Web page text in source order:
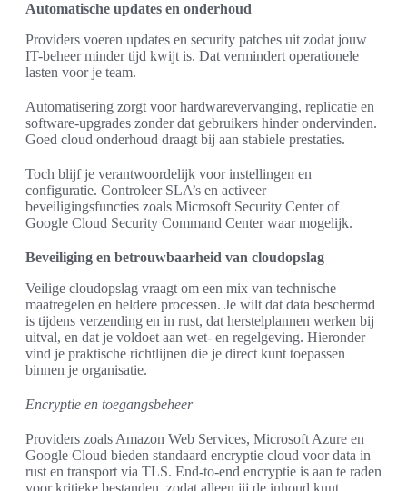
Automatische updates en onderhoud
Providers voeren updates en security patches uit zodat jouw
IT-beheer minder tijd kwijt is. Dat vermindert operationele
lasten voor je team.
Automatisering zorgt voor hardwarevervanging, replicatie en
software-upgrades zonder dat gebruikers hinder ondervinden.
Goed cloud onderhoud draagt bij aan stabiele prestaties.
Toch blijf je verantwoordelijk voor instellingen en
configuratie. Controleer SLA’s en activeer
beveiligingsfuncties zoals Microsoft Security Center of
Google Cloud Security Command Center waar mogelijk.
Beveiliging en betrouwbaarheid van cloudopslag
Veilige cloudopslag vraagt om een mix van technische
maatregelen en heldere processen. Je wilt dat data beschermd
is tijdens verzending en in rust, dat herstelplannen werken bij
uitval, en dat je voldoet aan wet- en regelgeving. Hieronder
vind je praktische richtlijnen die je direct kunt toepassen
binnen je organisatie.
Encryptie en toegangsbeheer
Providers zoals Amazon Web Services, Microsoft Azure en
Google Cloud bieden standaard encryptie cloud voor data in
rust en transport via TLS. End-to-end encryptie is aan te raden